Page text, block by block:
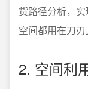
货路径分析，
空间都用在刀刃
2. 空间利